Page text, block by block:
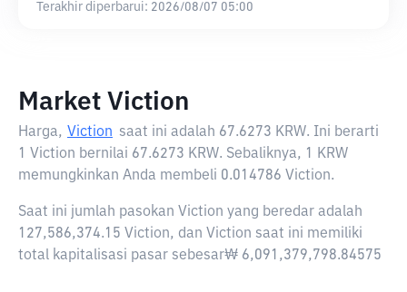
Terakhir diperbarui: 2026/08/07 05:00
Market Viction
Harga, Viction saat ini adalah 67.6273 KRW. Ini berarti
1 Viction bernilai 67.6273 KRW. Sebaliknya, 1 KRW
memungkinkan Anda membeli 0.014786 Viction.
Saat ini jumlah pasokan Viction yang beredar adalah
127,586,374.15 Viction, dan Viction saat ini memiliki
total kapitalisasi pasar sebesar₩ 6,091,379,798.84575